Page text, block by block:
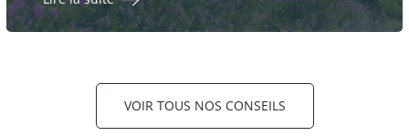
VOIR TOUS NOS CONSEILS